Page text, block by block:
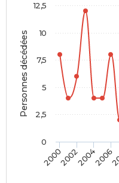
Personnes décédées
2000200220042006
0
2,5
5
7,5
10
12,5